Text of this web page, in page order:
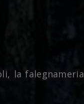
la falegnameria